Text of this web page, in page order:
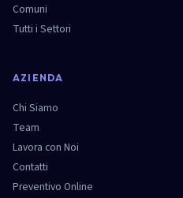
Comuni
Tutti i Settori
AZIENDA
Chi Siamo
Team
Lavora con Noi
Contatti
Preventivo Online